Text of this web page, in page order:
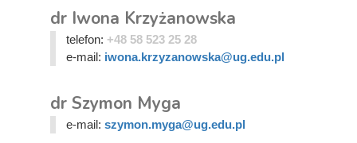
dr Iwona Krzyżanowska
telefon: +48 58 523 25 28
e-mail: iwona.krzyzanowska@ug.edu.pl
dr Szymon Myga
e-mail: szymon.myga@ug.edu.pl